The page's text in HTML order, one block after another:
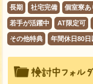
長期 社宅完備 個室寮あ
若手が活躍中 AT限定可
その他特典 年間休日80日